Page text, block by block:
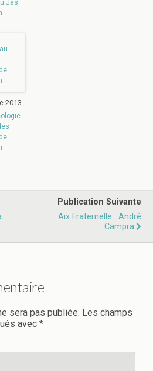
Jas
2013
Publication Suivante
Aix Fraternelle : André
Campra
sera pas publiée. Les champs
avec *